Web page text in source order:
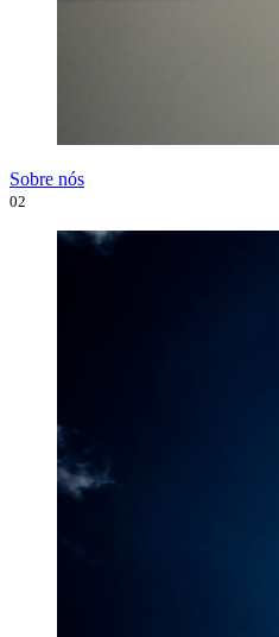
Sobre nós
02